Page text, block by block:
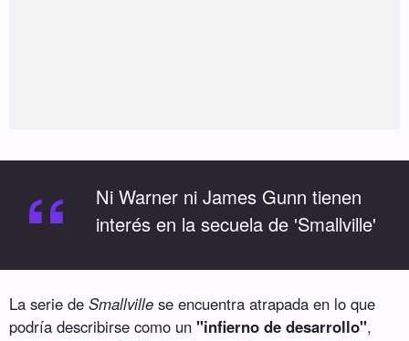
“
Ni Warner ni James Gunn tienen
interés en la secuela de 'Smallville'
La serie deSmallville se encuentra atrapada en lo que
podría describirse como un"infierno de desarrollo",